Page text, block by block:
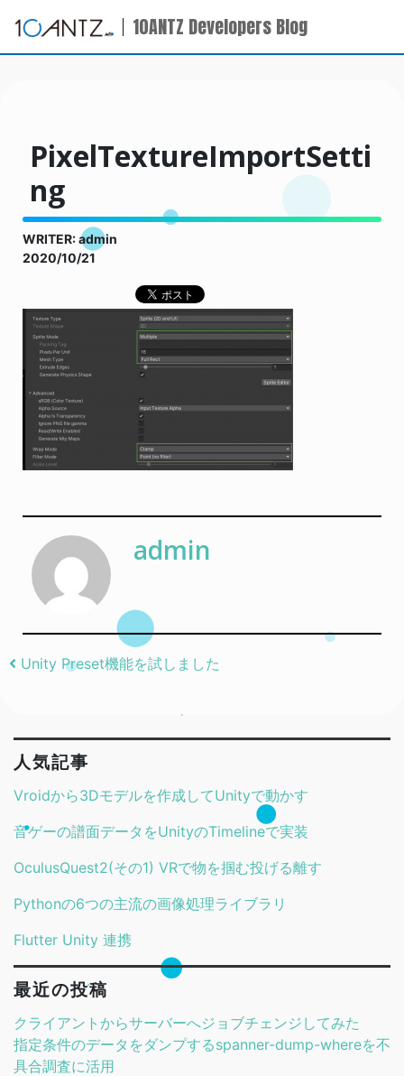
10ANTZ Developers Blog
PixelTextureImportSetti
ng
WRITER: admin
2020/10/21
admin
Post navigation
Unity Preset機能を試しました
人気記事
Vroidから3Dモデルを作成してUnityで動かす
音ゲーの譜面データをUnityのTimelineで実装
OculusQuest2(その1) VRで物を掴む投げる離す
Pythonの6つの主流の画像処理ライブラリ
Flutter Unity 連携
最近の投稿
クライアントからサーバーへジョブチェンジしてみた
指定条件のデータをダンプするspanner-dump-whereを不
具合調査に活用